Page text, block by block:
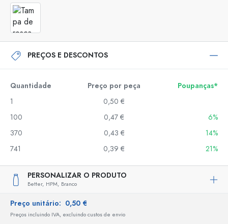
PREÇOS E DESCONTOS
Quantidade Preço por peça
Poupanças*
1
0,50 €
100
0,47 €
6%
370
0,43 €
14%
741
0,39 € 21%
PERSONALIZAR O PRODUTO
Better, HPM, Branco
Preço unitário: 0,50 €
Preços incluindo IVA, excluindo custos de envio